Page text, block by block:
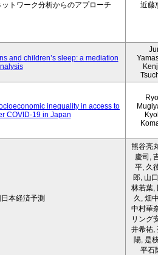
トワーク分析からのアプローチ 近藤
and children’s sleep: a mediation
inequality in access to
COVID-19 in Japan
本経済予測
熊谷亮
慶司,
平, 久
郎, 山
林若葉,
久, 畑
中村華
リング
井希祐,
陽, 是
平石